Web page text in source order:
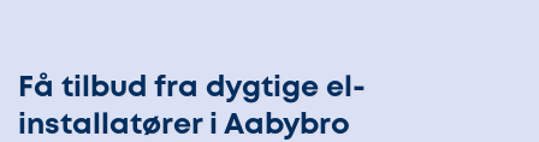
Få tilbud fra dygtige el-
installatører i Aabybro